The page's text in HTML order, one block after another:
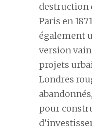
destruction
Paris en
également
version
projets
Londres
pour